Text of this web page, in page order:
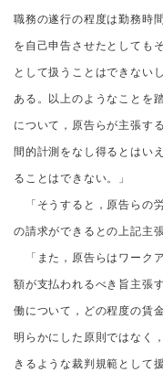
職務の遂行の程度は勤務時
を自己申告させたとしても
として扱うことはできない
ある。以上のようなことを
について，原告らが主張す
間的計測をなし得るとはい
ることはできない。」
「そうすると，原告らの
の請求ができるとの上記主
「また，原告らはワーク
額が支払われるべき旨主張
働について，どの程度の賃
明らかにした原則ではなく
きるような裁判規範として